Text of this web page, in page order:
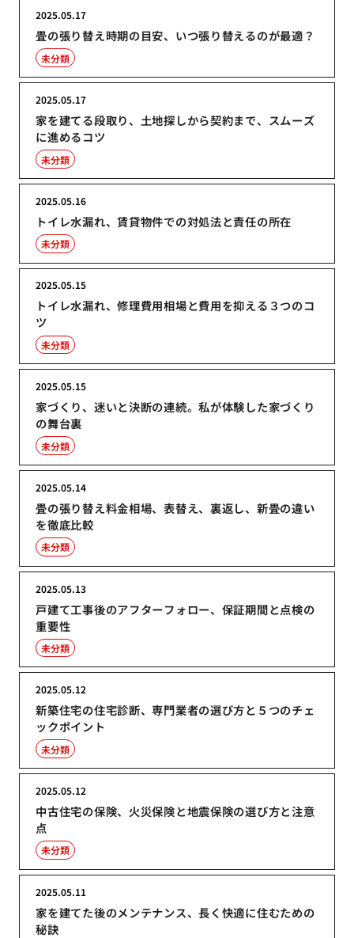
畳の張り替え時期の目安、いつ張り替えるのが最適？
2025.05.17
未分類
家を建てる段取り、土地探しから契約まで、スムーズ
に進めるコツ
2025.05.17
未分類
トイレ水漏れ、賃貸物件での対処法と責任の所在
2025.05.16
未分類
トイレ水漏れ、修理費用相場と費用を抑える３つのコ
ツ
2025.05.15
未分類
家づくり、迷いと決断の連続。私が体験した家づくり
の舞台裏
2025.05.15
未分類
畳の張り替え料金相場、表替え、裏返し、新畳の違い
を徹底比較
2025.05.14
未分類
戸建て工事後のアフターフォロー、保証期間と点検の
重要性
2025.05.13
未分類
新築住宅の住宅診断、専門業者の選び方と５つのチェ
ックポイント
2025.05.12
未分類
中古住宅の保険、火災保険と地震保険の選び方と注意
点
2025.05.12
未分類
家を建てた後のメンテナンス、長く快適に住むための
秘訣
2025.05.11